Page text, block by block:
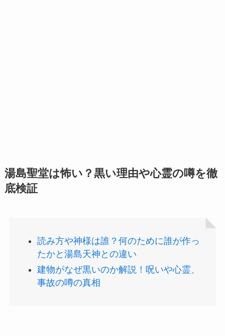
湯島聖堂は怖い？黒い理由や心霊の噂を徹
底検証
読み方や神様は誰？何のために誰が作っ
たかと湯島天神との違い
建物がなぜ黒いのか解説！呪いや心霊、
事故の噂の真相